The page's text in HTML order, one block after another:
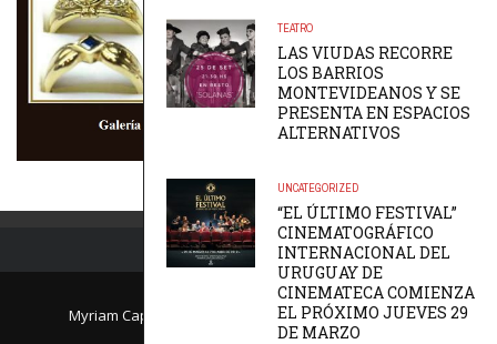
TEATRO
LAS VIUDAS RECORRE
LOS BARRIOS
MONTEVIDEANOS Y SE
PRESENTA EN ESPACIOS
ALTERNATIVOS
UNCATEGORIZED
“EL ÚLTIMO FESTIVAL”
CINEMATOGRÁFICO
INTERNACIONAL DEL
URUGUAY DE
CINEMATECA COMIENZA
EL PRÓXIMO JUEVES 29
DE MARZO
Myriam Caprile, Directora de PlateaVip.com.uy - Email:
myriam@plateavip.com.uy